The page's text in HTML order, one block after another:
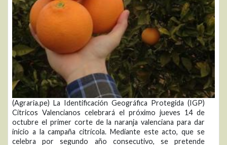
(Agraria.pe) La Identificación Geográfica Protegida (IGP)
Cítricos Valencianos celebrará el próximo jueves 14 de
octubre el primer corte de la naranja valenciana para dar
inicio a la campaña citrícola. Mediante este acto, que se
celebra por segundo año consecutivo, se pretende